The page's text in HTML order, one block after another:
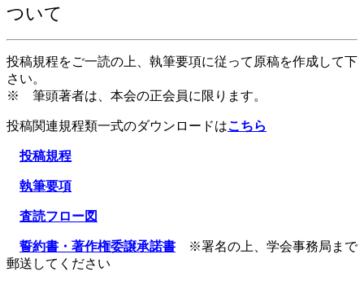
ついて
投稿規程をご一読の上、執筆要項に従って原稿を作成して下
さい。
※ 筆頭著者は、本会の正会員に限ります。
投稿関連規程類一式のダウンロードはこちら
投稿規程
執筆要項
査読フロー図
誓約書・著作権委譲承諾書 ※署名の上、学会事務局まで
郵送してください